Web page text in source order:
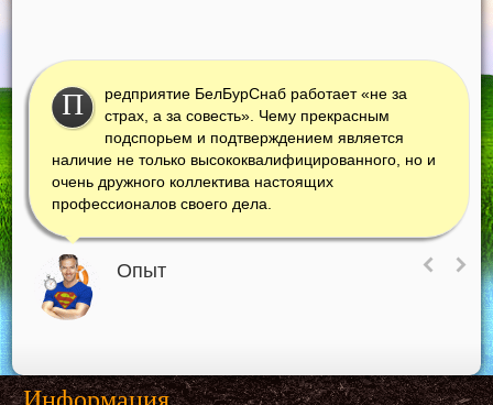
П
редприятие БелБурСнаб работает «не за
страх, а за совесть». Чему прекрасным
подспорьем и подтверждением является
наличие не только высококвалифицированного, но и
очень дружного коллектива настоящих
профессионалов своего дела.
Опыт
Информация